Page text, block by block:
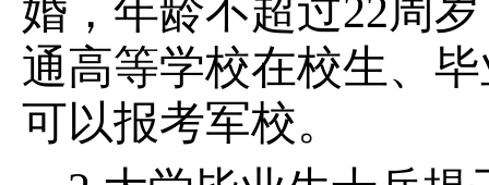
婚，年龄不超过22周
通高等学校在校生、
可以报考军校。